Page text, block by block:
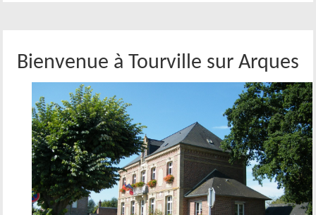
Bienvenue à Tourville sur Arques